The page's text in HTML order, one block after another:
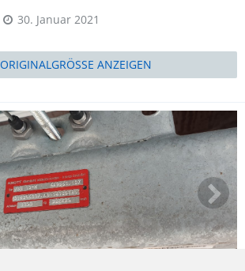
30. Januar 2021
ORIGINALGRÖSSE ANZEIGEN